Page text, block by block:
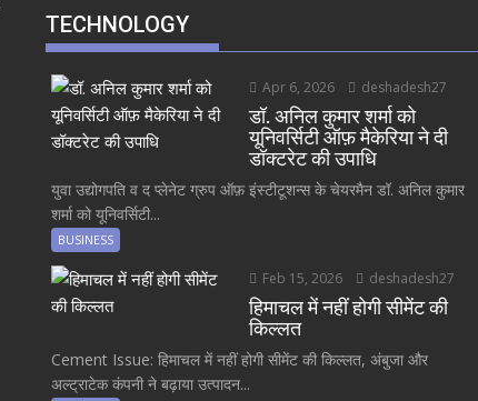
TECHNOLOGY
Apr 6, 2026 deshadesh27
डॉ. अनिल कुमार शर्मा को
यूनिवर्सिटी ऑफ़ मैकेरिया ने दी
डॉक्टरेट की उपाधि
युवा उद्योगपति व द प्लेनेट ग्रुप ऑफ़ इंस्टीटूशन्स के चेयरमैन डॉ. अनिल कुमार
शर्मा को यूनिवर्सिटी...
BUSINESS
Feb 15, 2026 deshadesh27
हिमाचल में नहीं होगी सीमेंट की
किल्लत
Cement Issue: हिमाचल में नहीं होगी सीमेंट की किल्लत, अंबुजा और
अल्ट्राटेक कंपनी ने बढ़ाया उत्पादन...